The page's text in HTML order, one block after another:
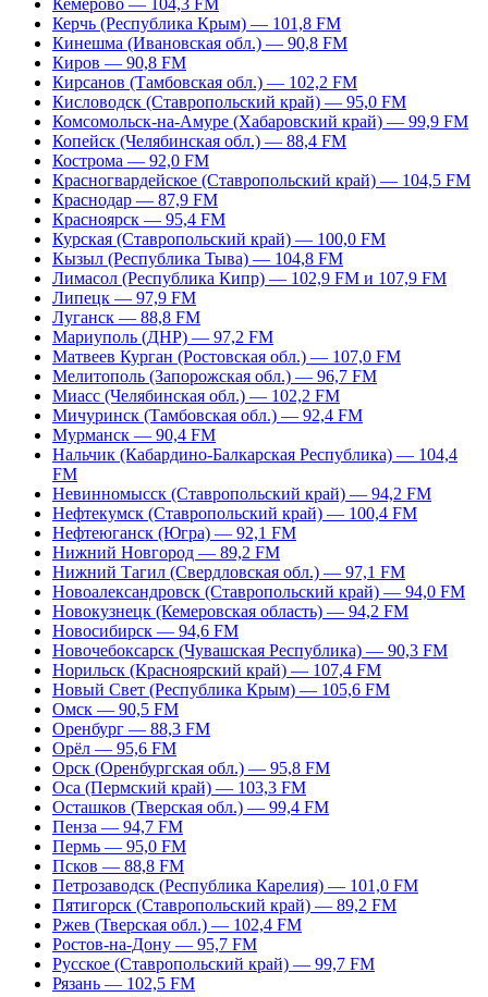
Кемерово — 104,3 FM
Керчь (Республика Крым) — 101,8 FM
Кинешма (Ивановская обл.) — 90,8 FM
Киров — 90,8 FM
Кирсанов (Тамбовская обл.) — 102,2 FM
Кисловодск (Ставропольский край) — 95,0 FM
Комсомольск-на-Амуре (Хабаровский край) — 99,9 FM
Копейск (Челябинская обл.) — 88,4 FM
Кострома — 92,0 FM
Красногвардейское (Ставропольский край) — 104,5 FM
Краснодар — 87,9 FM
Красноярск — 95,4 FM
Курская (Ставропольский край) — 100,0 FM
Кызыл (Республика Тыва) — 104,8 FM
Лимасол (Республика Кипр) — 102,9 FM и 107,9 FM
Липецк — 97,9 FM
Луганск — 88,8 FM
Мариуполь (ДНР) — 97,2 FM
Матвеев Курган (Ростовская обл.) — 107,0 FM
Мелитополь (Запорожская обл.) — 96,7 FM
Миасс (Челябинская обл.) — 102,2 FM
Мичуринск (Тамбовская обл.) — 92,4 FM
Мурманск — 90,4 FM
Нальчик (Кабардино-Балкарская Республика) — 104,4
FM
Невинномысск (Ставропольский край) — 94,2 FM
Нефтекумск (Ставропольский край) — 100,4 FM
Нефтеюганск (Югра) — 92,1 FM
Нижний Новгород — 89,2 FM
Нижний Тагил (Свердловская обл.) — 97,1 FM
Новоалександровск (Ставропольский край) — 94,0 FM
Новокузнецк (Кемеровская область) — 94,2 FM
Новосибирск — 94,6 FM
Новочебоксарск (Чувашская Республика) — 90,3 FM
Норильск (Красноярский край) — 107,4 FM
Новый Свет (Республика Крым) — 105,6 FM
Омск — 90,5 FM
Оренбург — 88,3 FM
Орёл — 95,6 FM
Орск (Оренбургская обл.) — 95,8 FM
Оса (Пермский край) — 103,3 FM
Осташков (Тверская обл.) — 99,4 FM
Пенза — 94,7 FM
Пермь — 95,0 FM
Псков — 88,8 FM
Петрозаводск (Республика Карелия) — 101,0 FM
Пятигорск (Ставропольский край) — 89,2 FM
Ржев (Тверская обл.) — 102,4 FM
Ростов-на-Дону — 95,7 FM
Русское (Ставропольский край) — 99,7 FM
Рязань — 102,5 FM